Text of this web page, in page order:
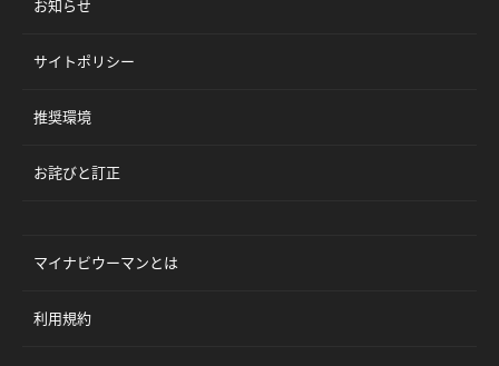
お知らせ
サイトポリシー
推奨環境
お詫びと訂正
マイナビウーマンとは
利用規約